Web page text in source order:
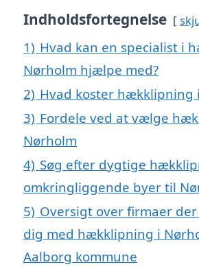
Indholdsfortegnelse
1) Hvad kan en specialist i
Nørholm hjælpe med?
2) Hvad koster hækklipning
3) Fordele ved at vælge
Nørholm
4) Søg efter dygtige
omkringliggende byer til
5) Oversigt over firmaer
dig med hækklipning i
Aalborg kommune